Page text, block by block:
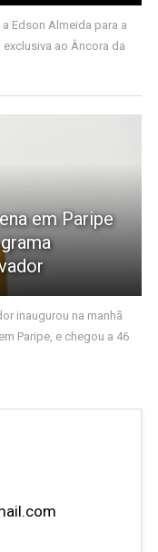
Edson Almeida para a
exclusiva ao Âncora da
em Paripe
inaugurou na manhã
Paripe, e chegou a 46